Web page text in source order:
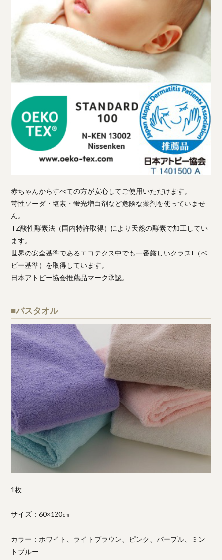
赤ちゃんからすべての方が安心してご使用いただけます。
苛性ソーダ・塩素・蛍光増白剤など危険な薬剤を使っていませ
ん。
TZ酸性酵素法（国内特許取得）により天然の酵素で加工してい
ます。
世界の安全基準であるエコテクス中でも一番厳しいクラスI（ベ
ビー基準）を取得しています。
日本アトピー協会推薦品マーク承認。
■バスタオル
1枚
サイズ：60×120㎝
カラー：ホワイト、ライトブラウン、ピンク、パープル、ミン
トブルー